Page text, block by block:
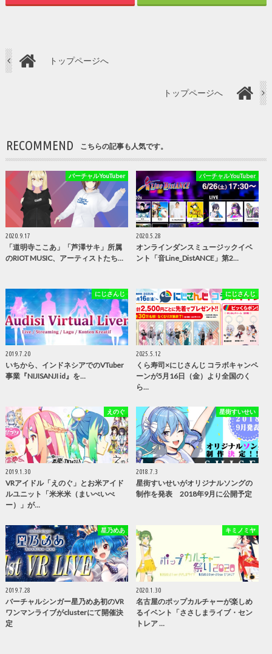
トップページへ
トップページへ
RECOMMEND こちらの記事も人気です。
バーチャルYouTuber
2020.9.17
「道明寺ここあ」「芦澤サキ」所属
のRIOT MUSIC、アーティストたち…
バーチャルYouTuber
2020.5.28
オンラインダンスミュージックイベ
ント「音Line_DistANCE」第2…
にじさんじ
2019.7.20
いちから、インドネシアでのVTuber
事業『NIJISANJI id』を…
にじさんじ
2025.5.12
くら寿司×にじさんじ コラボキャンペ
ーンが5月16日（金）より全国のく
ら…
えのぐ
2019.1.30
VRアイドル「えのぐ」とお米アイド
ルユニット「米米米（まいべいべ
ー）」が…
星街すいせい
2018.7.3
星街すいせいがオリジナルソングの
制作を発表 2018年9月に公開予定
星乃めあ
2019.7.28
バーチャルシンガー星乃めあ初のVR
ワンマンライブがclusterにて開催決
定
キミノミヤ
2020.1.30
名古屋のポップカルチャーが楽しめ
るイベント「ささしまライブ・セン
トレア …